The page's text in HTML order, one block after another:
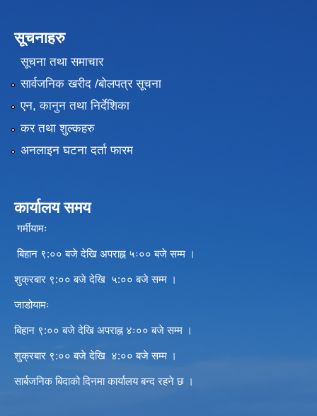
सूचनाहरु
सूचना तथा समाचार
सार्वजनिक खरीद /बोलपत्र सूचना
एन, कानुन तथा निर्देशिका
कर तथा शुल्कहरु
अनलाइन घटना दर्ता फारम
कार्यालय समय
गर्मीयामः
बिहान ९:०० बजे देखि अपराह्न ५ः०० बजे सम्म ।
शुक्रबार ९:०० बजे देखि ५:०० बजे सम्म ।
जाडोयामः
बिहान ९:०० बजे देखि अपराह्न ४ः०० बजे सम्म ।
शुक्रबार ९:०० बजे देखि ४:०० बजे सम्म ।
सार्बजनिक बिदाको दिनमा कार्यालय बन्द रहने छ ।